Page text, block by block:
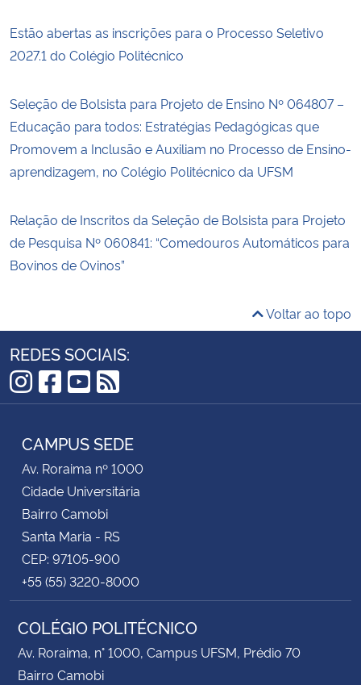
Estão abertas as inscrições para o Processo Seletivo
2027.1 do Colégio Politécnico
Seleção de Bolsista para Projeto de Ensino Nº 064807 –
Educação para todos: Estratégias Pedagógicas que
Promovem a Inclusão e Auxiliam no Processo de Ensino-
aprendizagem, no Colégio Politécnico da UFSM
Relação de Inscritos da Seleção de Bolsista para Projeto
de Pesquisa Nº 060841: “Comedouros Automáticos para
Bovinos de Ovinos”
Voltar ao topo
REDES SOCIAIS:
Instagram
Facebook
YouTube
RSS
CAMPUS SEDE
Av. Roraima nº 1000
Cidade Universitária
Bairro Camobi
Santa Maria - RS
CEP: 97105-900
+55 (55) 3220-8000
COLÉGIO POLITÉCNICO
Av. Roraima, n° 1000, Campus UFSM, Prédio 70
Bairro Camobi